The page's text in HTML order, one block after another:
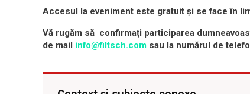
Accesul la eveniment este gratuit și se face în
Vă rugăm să confirmați participarea
de mail info@filtsch.com sau la numărul de